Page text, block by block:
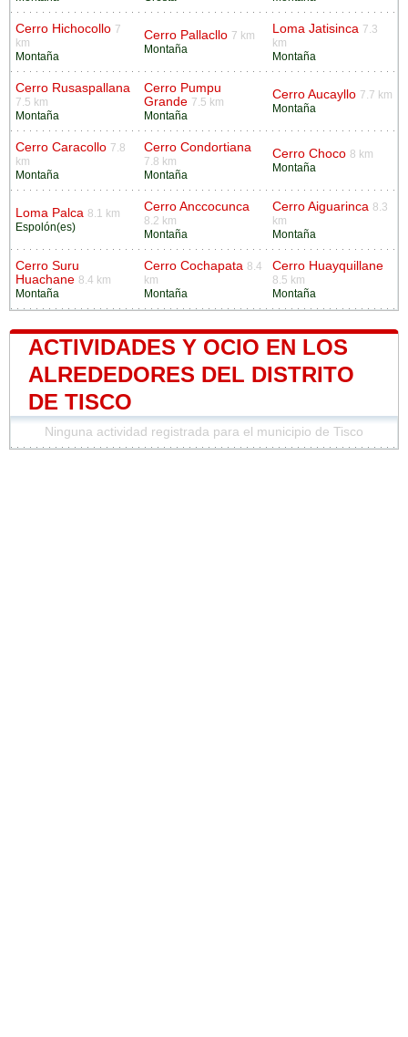
Cerro Hichocollo 7
km
Montaña
Cerro Pallacllo 7 km
Montaña
Loma Jatisinca 7.3
km
Montaña
Cerro Rusaspallana
7.5 km
Montaña
Cerro Pumpu
Grande 7.5 km
Montaña
Cerro Aucayllo 7.7 km
Montaña
Cerro Caracollo 7.8
km
Montaña
Cerro Condortiana
7.8 km
Montaña
Cerro Choco 8 km
Montaña
Loma Palca 8.1 km
Espolón(es)
Cerro Anccocunca
8.2 km
Montaña
Cerro Aiguarinca 8.3
km
Montaña
Cerro Suru
Huachane 8.4 km
Montaña
Cerro Cochapata 8.4
km
Montaña
Cerro Huayquillane
8.5 km
Montaña
ACTIVIDADES Y OCIO EN LOS
ALREDEDORES DEL DISTRITO
DE TISCO
Ninguna actividad registrada para el municipio de Tisco